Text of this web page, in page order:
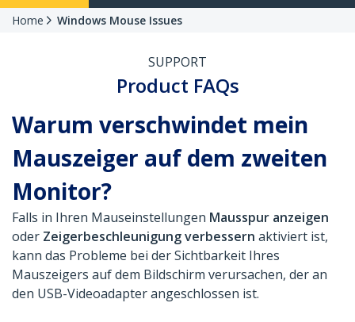
Home Windows Mouse Issues
SUPPORT
Product FAQs
Warum verschwindet mein
Mauszeiger auf dem zweiten
Monitor?
Falls in Ihren Mauseinstellungen Mausspur anzeigen
oder Zeigerbeschleunigung verbessern aktiviert ist,
kann das Probleme bei der Sichtbarkeit Ihres
Mauszeigers auf dem Bildschirm verursachen, der an
den USB-Videoadapter angeschlossen ist.